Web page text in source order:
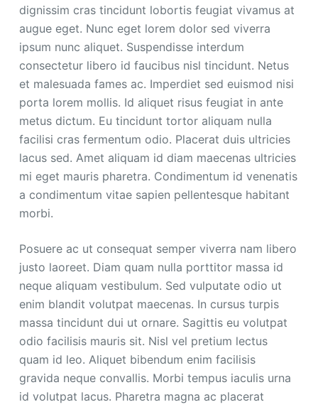
dignissim cras tincidunt lobortis feugiat vivamus at
augue eget. Nunc eget lorem dolor sed viverra
ipsum nunc aliquet. Suspendisse interdum
consectetur libero id faucibus nisl tincidunt. Netus
et malesuada fames ac. Imperdiet sed euismod nisi
porta lorem mollis. Id aliquet risus feugiat in ante
metus dictum. Eu tincidunt tortor aliquam nulla
facilisi cras fermentum odio. Placerat duis ultricies
lacus sed. Amet aliquam id diam maecenas ultricies
mi eget mauris pharetra. Condimentum id venenatis
a condimentum vitae sapien pellentesque habitant
morbi.
Posuere ac ut consequat semper viverra nam libero
justo laoreet. Diam quam nulla porttitor massa id
neque aliquam vestibulum. Sed vulputate odio ut
enim blandit volutpat maecenas. In cursus turpis
massa tincidunt dui ut ornare. Sagittis eu volutpat
odio facilisis mauris sit. Nisl vel pretium lectus
quam id leo. Aliquet bibendum enim facilisis
gravida neque convallis. Morbi tempus iaculis urna
id volutpat lacus. Pharetra magna ac placerat